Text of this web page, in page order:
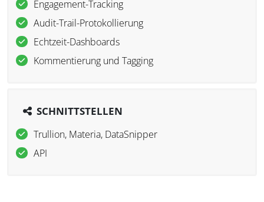
Engagement-Tracking
Audit-Trail-Protokollierung
Echtzeit-Dashboards
Kommentierung und Tagging
SCHNITTSTELLEN
Trullion, Materia, DataSnipper
API